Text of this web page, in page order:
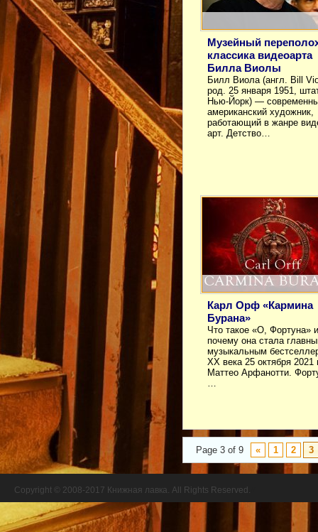
Музейный
классика видеоарта
Билла Виолы
Билл Виола (англ. Bill
род. 25 января 1951,
Нью-Йорк) —
американский художник,
работающий в жанре
арт. Детство…
Карл Орф «Кармина
Бурана»
Что такое «О, Фортуна» и
почему она стала
музыкальным
ХХ века 25 октября 2021
Маттео Арфанотти.
…
Page 3 of 9 « 1 2 3
Copyright © 2008-2017 Книжная лавка. All Rights Reserved.